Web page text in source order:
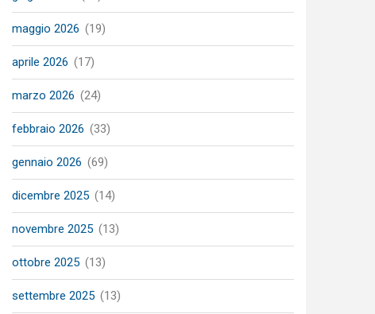
maggio 2026 (19)
aprile 2026 (17)
marzo 2026 (24)
febbraio 2026 (33)
gennaio 2026 (69)
dicembre 2025 (14)
novembre 2025 (13)
ottobre 2025 (13)
settembre 2025 (13)